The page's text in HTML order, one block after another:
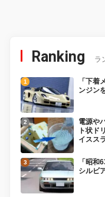
Ranking ラ
「下着
ンジン
電源や
ト状ド
イスス
「昭
シルビ